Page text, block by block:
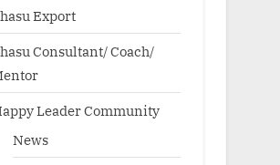
Export
Consultant/ Coach/
Leader Community
News